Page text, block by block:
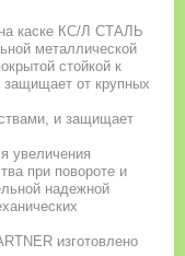
каске КС/Л СТАЛЬ
металлической
стойкой к
защищает от крупных
и защищает
увеличения
при повороте и
надежной
изготовлено